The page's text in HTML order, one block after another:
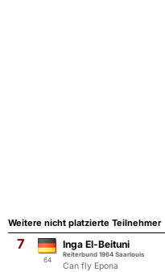
Weitere nicht platzierte Teilnehmer
7
64
Inga El-Beituni
Reiterbund 1964 Saarlouis
Can fly Epona